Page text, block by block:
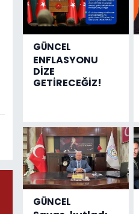
GÜNCEL
ENFLASYONU
DİZE
GETİRECEĞİZ!
GÜNCEL